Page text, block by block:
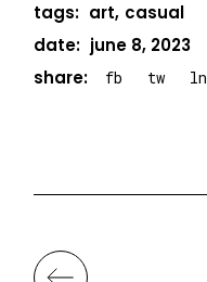
tags: art casual
date: june 8, 2023
share:
fb tw ln